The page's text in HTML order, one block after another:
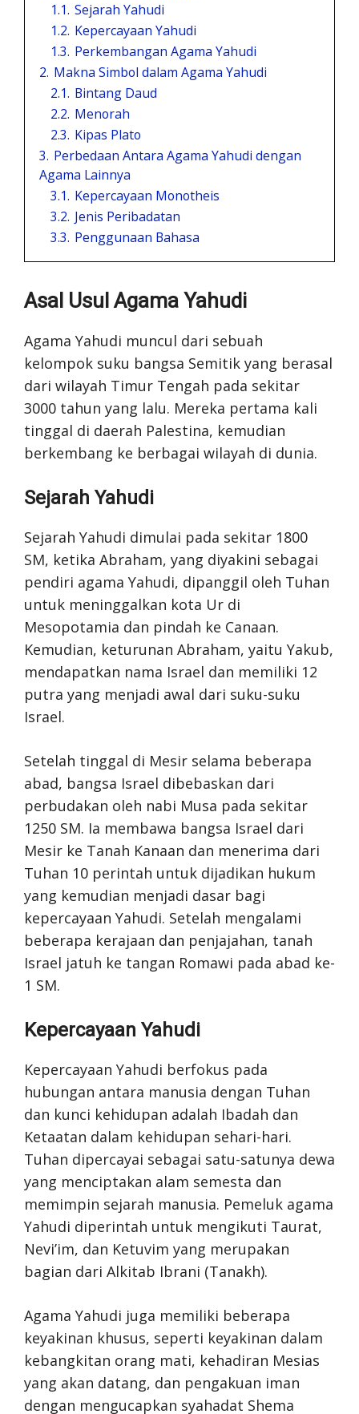
1.1. Sejarah Yahudi
1.2. Kepercayaan Yahudi
1.3. Perkembangan Agama Yahudi
2. Makna Simbol dalam Agama Yahudi
2.1. Bintang Daud
2.2. Menorah
2.3. Kipas Plato
3. Perbedaan Antara Agama Yahudi dengan
Agama Lainnya
3.1. Kepercayaan Monotheis
3.2. Jenis Peribadatan
3.3. Penggunaan Bahasa
Asal Usul Agama Yahudi
Agama Yahudi muncul dari sebuah
kelompok suku bangsa Semitik yang berasal
dari wilayah Timur Tengah pada sekitar
3000 tahun yang lalu. Mereka pertama kali
tinggal di daerah Palestina, kemudian
berkembang ke berbagai wilayah di dunia.
Sejarah Yahudi
Sejarah Yahudi dimulai pada sekitar 1800
SM, ketika Abraham, yang diyakini sebagai
pendiri agama Yahudi, dipanggil oleh Tuhan
untuk meninggalkan kota Ur di
Mesopotamia dan pindah ke Canaan.
Kemudian, keturunan Abraham, yaitu Yakub,
mendapatkan nama Israel dan memiliki 12
putra yang menjadi awal dari suku-suku
Israel.
Setelah tinggal di Mesir selama beberapa
abad, bangsa Israel dibebaskan dari
perbudakan oleh nabi Musa pada sekitar
1250 SM. Ia membawa bangsa Israel dari
Mesir ke Tanah Kanaan dan menerima dari
Tuhan 10 perintah untuk dijadikan hukum
yang kemudian menjadi dasar bagi
kepercayaan Yahudi. Setelah mengalami
beberapa kerajaan dan penjajahan, tanah
Israel jatuh ke tangan Romawi pada abad ke-
1 SM.
Kepercayaan Yahudi
Kepercayaan Yahudi berfokus pada
hubungan antara manusia dengan Tuhan
dan kunci kehidupan adalah Ibadah dan
Ketaatan dalam kehidupan sehari-hari.
Tuhan dipercayai sebagai satu-satunya dewa
yang menciptakan alam semesta dan
memimpin sejarah manusia. Pemeluk agama
Yahudi diperintah untuk mengikuti Taurat,
Nevi’im, dan Ketuvim yang merupakan
bagian dari Alkitab Ibrani (Tanakh).
Agama Yahudi juga memiliki beberapa
keyakinan khusus, seperti keyakinan dalam
kebangkitan orang mati, kehadiran Mesias
yang akan datang, dan pengakuan iman
dengan mengucapkan syahadat Shema